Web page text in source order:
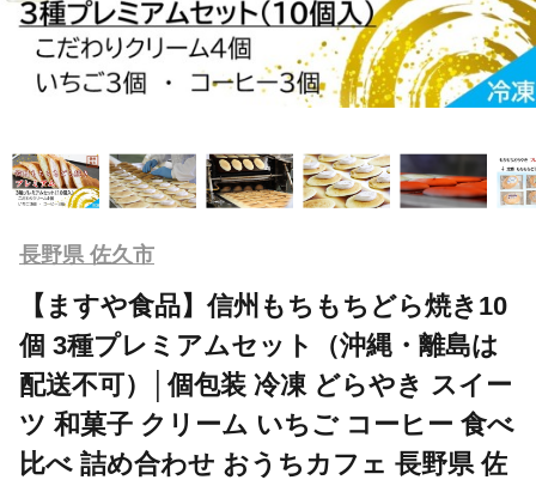
長野県 佐久市
【ますや食品】信州もちもちどら焼き10
個 3種プレミアムセット（沖縄・離島は
配送不可）│個包装 冷凍 どらやき スイー
ツ 和菓子 クリーム いちご コーヒー 食べ
比べ 詰め合わせ おうちカフェ 長野県 佐